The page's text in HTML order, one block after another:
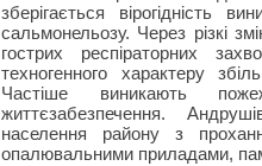
зберігається вірогідність
сальмонельозу. Через різкі
гострих респіраторних
техногенного характеру
Частіше виникають
життєзабезпечення.
населення району з
опалювальними приладами,